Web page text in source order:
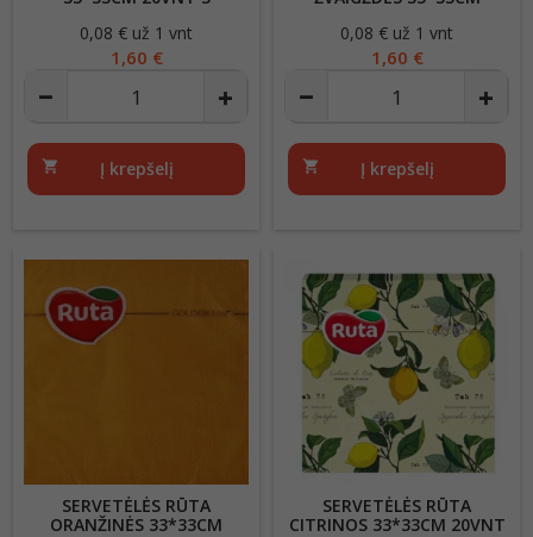
Kaina
0,08 € už 1 vnt
1,60 €
shopping_cart Į krepšelį
Kaina
0,08 € už 1 vnt
1,60 €
shopping_cart Į krepšelį
SERVETĖLĖS RŪTA
ORANŽINĖS 33*33CM
SERVETĖLĖS RŪTA
CITRINOS 33*33CM 20VNT